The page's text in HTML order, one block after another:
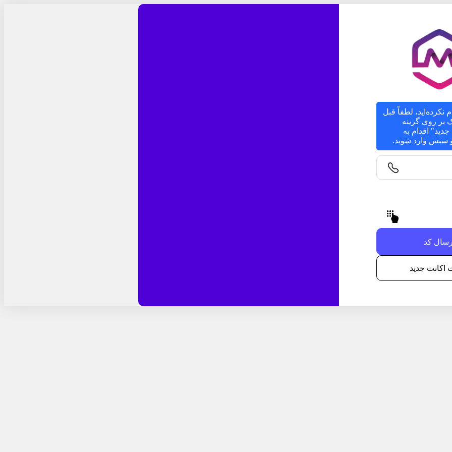
نکرده‌اید، لطفاً قبل
بر روی گزینه
اقدام به
و سپس وارد شوید.
جدید